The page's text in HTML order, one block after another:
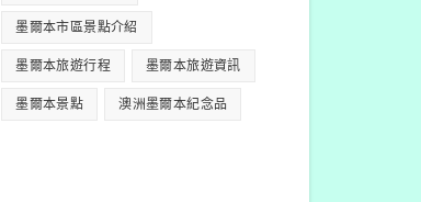
墨爾本市區景點介紹
墨爾本旅遊行程 墨爾本旅遊資訊
墨爾本景點 澳洲墨爾本紀念品